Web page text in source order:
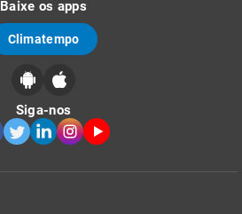
Baixe os apps
Climatempo
Siga-nos